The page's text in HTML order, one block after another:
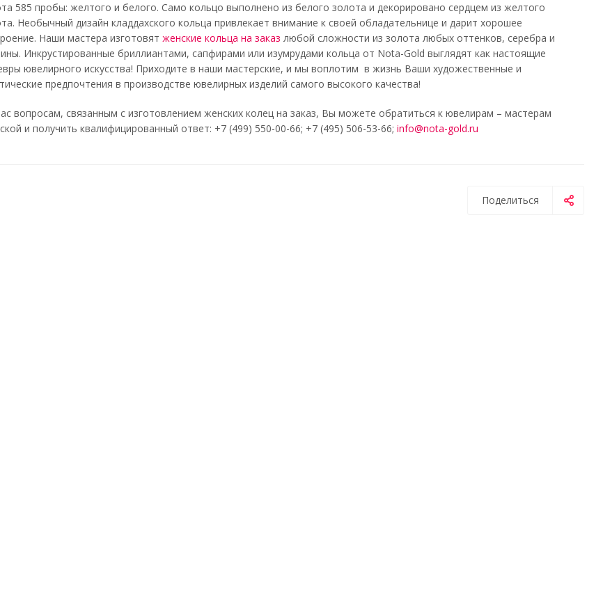
585 пробы: желтого и белого. Само кольцо выполнено из белого золота и декорировано сердцем из желтого
Необычный дизайн кладдахского кольца привлекает внимание к своей обладательнице и дарит хорошее
Наши мастера изготовят женские кольца на заказ любой сложности из золота любых оттенков, серебра и
Инкрустированные бриллиантами, сапфирами или изумрудами кольца от Nota-Gold выглядят как настоящие
ювелирного искусства! Приходите в наши мастерские, и мы воплотим в жизнь Ваши художественные и
предпочтения в производстве ювелирных изделий самого высокого качества!
вопросам, связанным с изготовлением женских колец на заказ, Вы можете обратиться к ювелирам – мастерам
и получить квалифицированный ответ: +7 (499) 550-00-66; +7 (495) 506-53-66; info@nota-gold.ru
Поделиться